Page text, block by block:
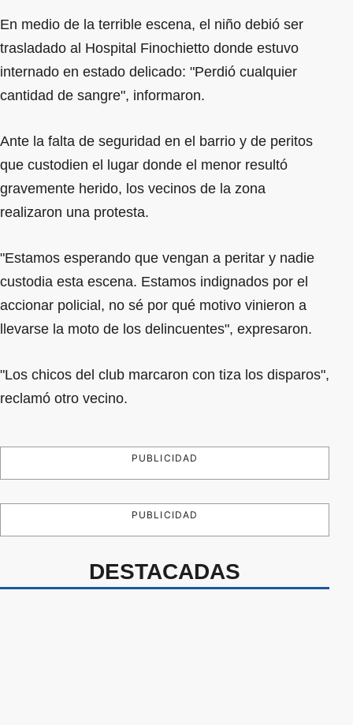
En medio de la terrible escena, el niño debió ser
trasladado al Hospital Finochietto donde estuvo
internado en estado delicado: "Perdió cualquier
cantidad de sangre", informaron.
Ante la falta de seguridad en el barrio y de peritos
que custodien el lugar donde el menor resultó
gravemente herido, los vecinos de la zona
realizaron una protesta.
"Estamos esperando que vengan a peritar y nadie
custodia esta escena. Estamos indignados por el
accionar policial, no sé por qué motivo vinieron a
llevarse la moto de los delincuentes", expresaron.
"Los chicos del club marcaron con tiza los disparos",
reclamó otro vecino.
PUBLICIDAD
PUBLICIDAD
DESTACADAS